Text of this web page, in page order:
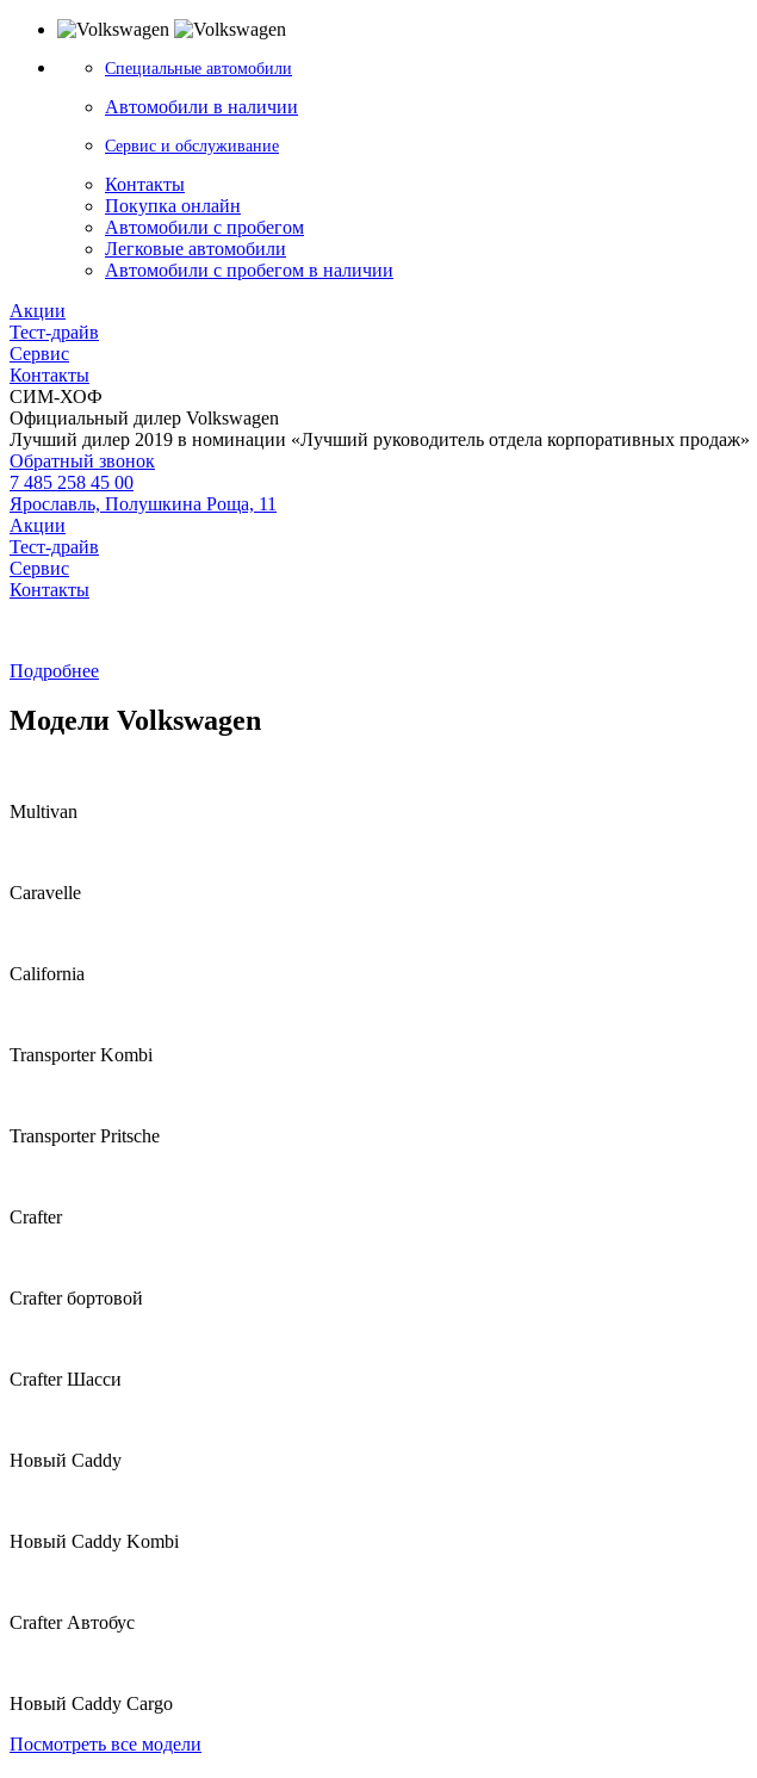
Специальные автомобили
Автомобили в наличии
Сервис и обслуживание
Контакты
Покупка онлайн
Автомобили с пробегом
Легковые автомобили
Автомобили с пробегом в наличии
Акции
Тест-драйв
Сервис
Контакты
СИМ-ХОФ
Официальный дилер Volkswagen
Лучший дилер 2019 в номинации «Лучший руководитель отдела корпоративных продаж»
Обратный звонок
7 485 258 45 00
Ярославль, Полушкина Роща, 11
Акции
Тест-драйв
Сервис
Контакты
Подробнее
Модели Volkswagen
Multivan
Caravelle
California
Transporter Kombi
Transporter Pritsche
Crafter
Crafter бортовой
Crafter Шасси
Новый Caddy
Новый Caddy Kombi
Crafter Автобус
Новый Caddy Cargo
Посмотреть все модели